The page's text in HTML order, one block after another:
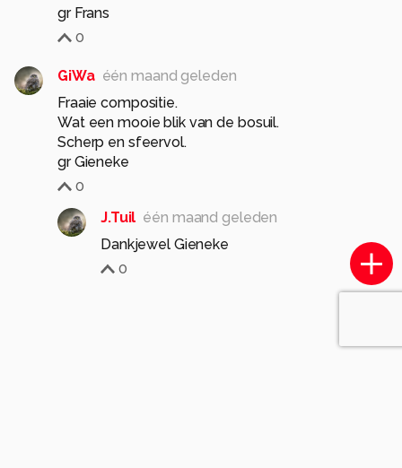
gr Frans
0
GiWa één maand geleden
Fraaie compositie.
Wat een mooie blik van de bosuil.
Scherp en sfeervol.
gr Gieneke
0
J.Tuil één maand geleden
Dankjewel Gieneke
0